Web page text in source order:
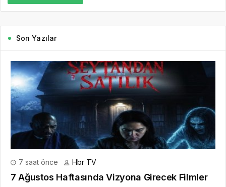
Son Yazılar
7 saat önce Hbr TV
7 Ağustos Haftasında Vizyona Girecek Filmler